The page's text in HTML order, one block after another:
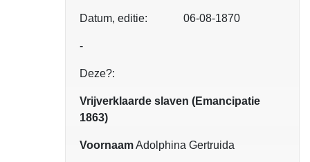
Datum, editie: 06-08-1870
-
Deze?:
Vrijverklaarde slaven (Emancipatie
1863)
VoornaamAdolphina Gertruida